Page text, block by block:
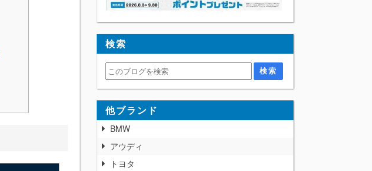
検索
他ブランド
BMW
アウディ
トヨタ